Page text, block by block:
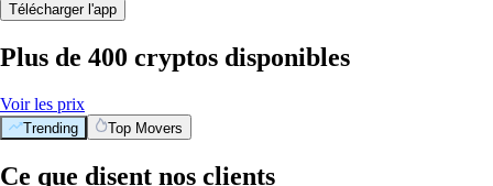
Télécharger l'app
Plus de 400 cryptos disponibles
Voir les prix
Trending Top Movers
Ce que disent nos clients